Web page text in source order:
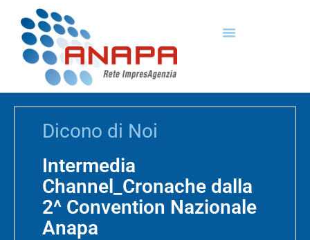
Dicono di Noi
Intermedia
Channel_Cronache dalla
2^ Convention Nazionale
Anapa